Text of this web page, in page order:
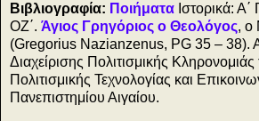
Βιβλιογραφία: Ποιήματα Ιστορικά: Α΄
ΟΖ΄. Άγιος Γρηγόριος ο Θεολόγος, ο
(Gregorius Nazianzenus, PG 35 – 38).
Διαχείρισης Πολιτισμικής
Πολιτισμικής Τεχνολογίας και
Πανεπιστημίου Αιγαίου.